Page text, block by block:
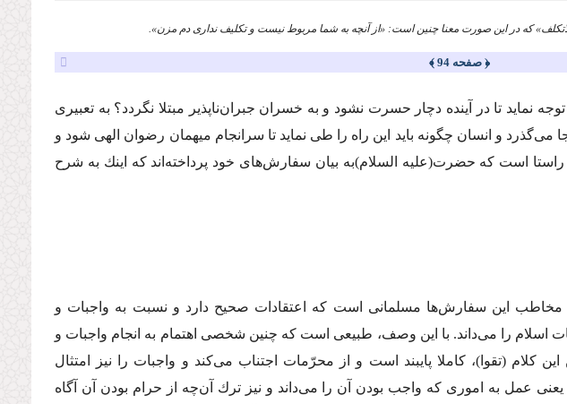
﴿ صفحه 94 ﴾
نماید تا در آینده دچار حسرت نشود و به خسران جبران‌ناپذیر مبتلا نگردد؟ به تعبیرى
مى‌گذرد و انسان چگونه باید این راه را طى نماید تا سرانجام میهمان رضوان الهى شود و
راستا است كه حضرت(علیه السلام)به بیان سفارش‌هاى خود پرداخته‌اند كه اینك به شرح
مخاطب این سفارش‌ها مسلمانى است كه اعتقادات صحیح دارد و نسبت به واجبات و
اسلام را مى‌داند. با این وصف، طبیعى است كه چنین شخصى اهتمام به انجام واجبات و
كلام (تقوا)، كاملا پایبند است و از محرّمات اجتناب مى‌كند و واجبات را نیز امتثال
عمل به امورى كه واجب بودن آن را مى‌داند و نیز ترك آن‌چه از حرام بودن آن آگاه